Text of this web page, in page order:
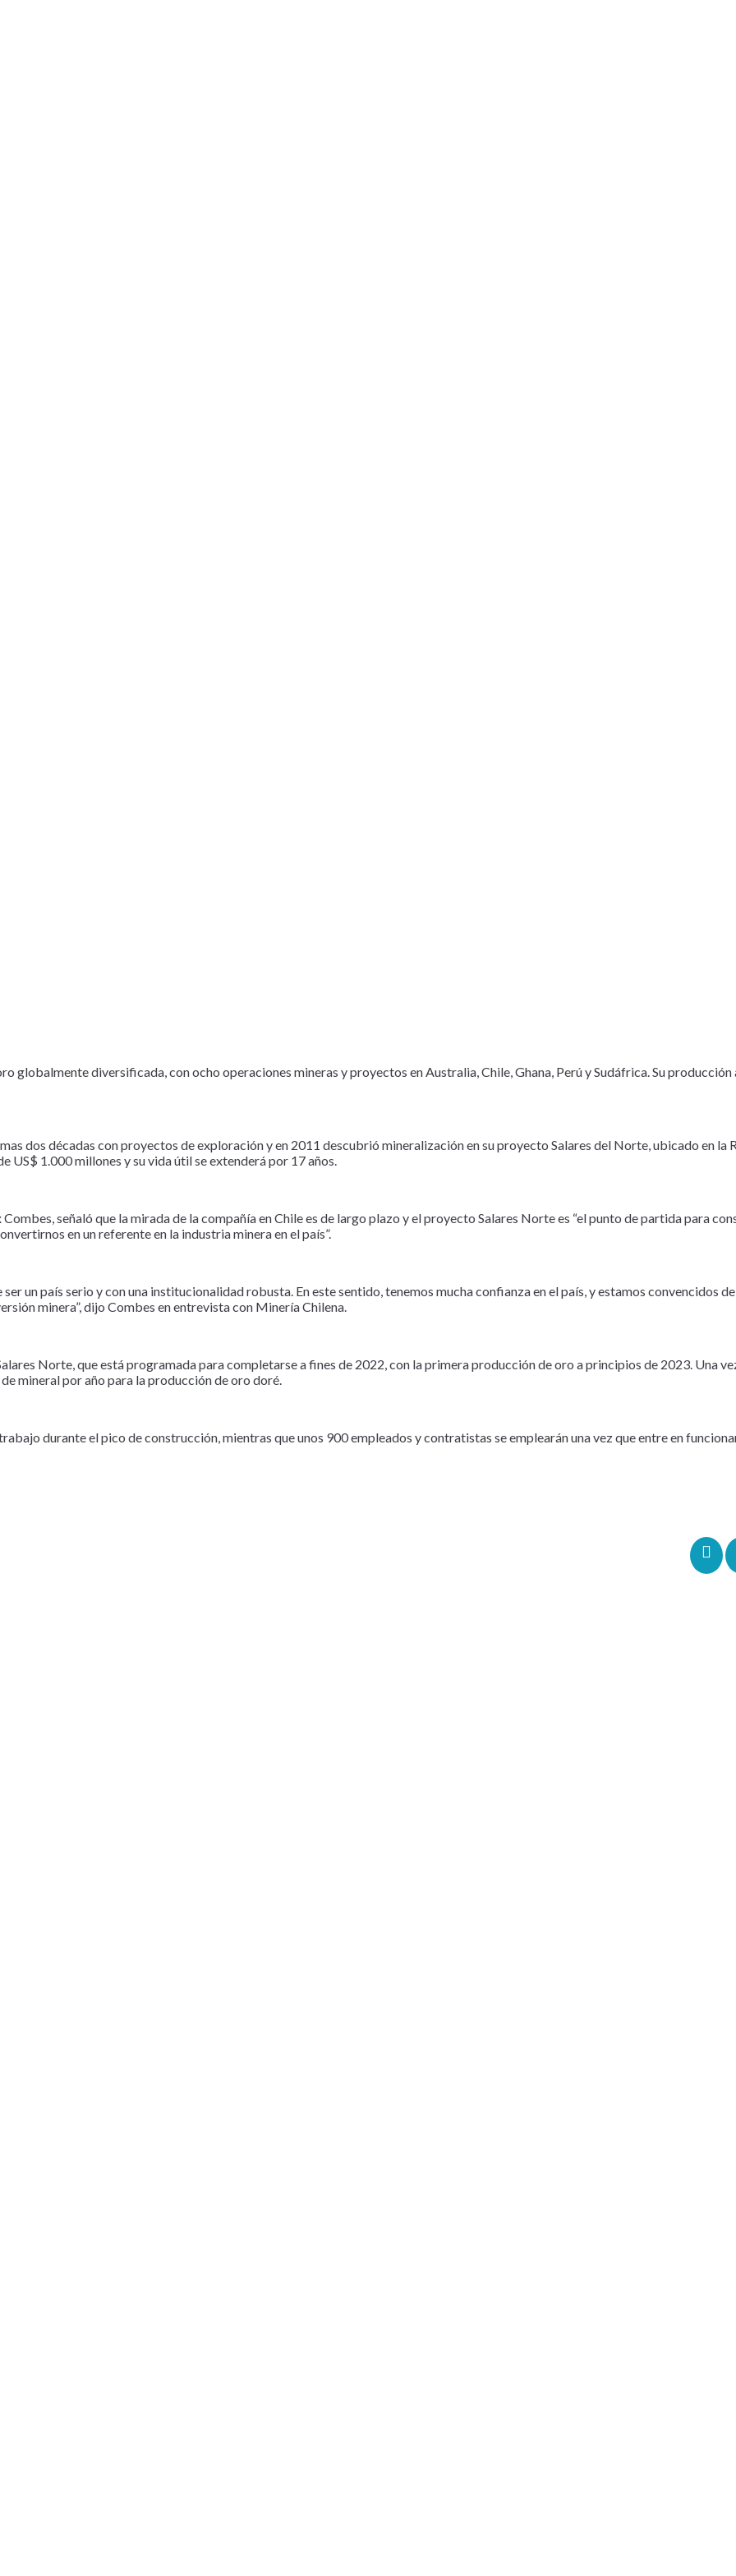
globalmente diversificada, con ocho operaciones mineras y proyectos en Australia, Chile, Ghana, Perú y Sudáfrica. Su producción
dos décadas con proyectos de exploración y en 2011 descubrió mineralización en su proyecto Salares del Norte, ubicado en la
US$ 1.000 millones y su vida útil se extenderá por 17 años.
señaló que la mirada de la compañía en Chile es de largo plazo y el proyecto Salares Norte es “el punto de partida para
en un referente en la industria minera en el país”.
un país serio y con una institucionalidad robusta. En este sentido, tenemos mucha confianza en el país, y estamos convencidos
minera”, dijo Combes en entrevista con Minería Chilena.
Norte, que está programada para completarse a fines de 2022, con la primera producción de oro a principios de 2023. Una
mineral por año para la producción de oro doré.
durante el pico de construcción, mientras que unos 900 empleados y contratistas se emplearán una vez que entre en